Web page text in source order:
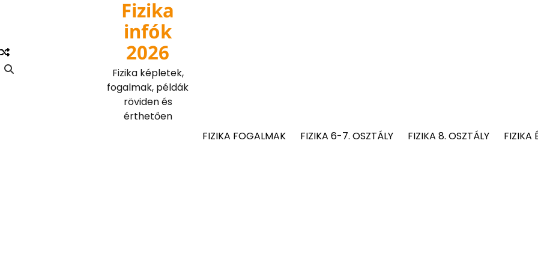
Fizika
infók
2026
Fizika képletek,
fogalmak, példák
röviden és
érthetően
FIZIKA FOGALMAK
FIZIKA 6-7. OSZTÁLY FIZIKA 8. OSZTÁLY FIZIKA